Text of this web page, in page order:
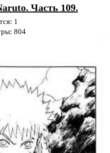
Часть 109.
1
804